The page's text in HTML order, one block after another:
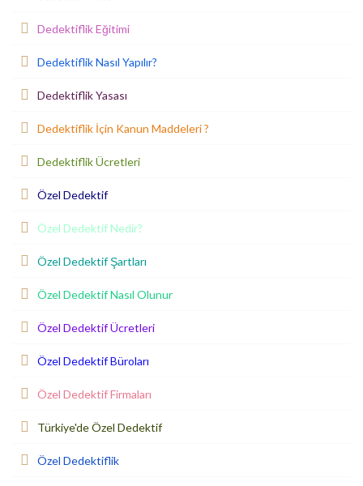
Dedektiflik Eğitimi
Dedektiflik Nasıl Yapılır?
Dedektiflik Yasası
Dedektiflik İçin Kanun Maddeleri ?
Dedektiflik Ücretleri
Özel Dedektif
Özel Dedektif Nedir?
Özel Dedektif Şartları
Özel Dedektif Nasıl Olunur
Özel Dedektif Ücretleri
Özel Dedektif Büroları
Özel Dedektif Firmaları
Türkiye'de Özel Dedektif
Özel Dedektiflik